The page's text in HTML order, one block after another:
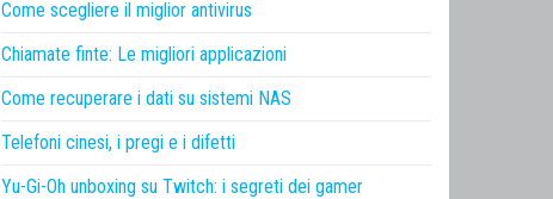
Come scegliere il miglior antivirus
Chiamate finte: Le migliori applicazioni
Come recuperare i dati su sistemi NAS
Telefoni cinesi, i pregi e i difetti
Yu-Gi-Oh unboxing su Twitch: i segreti dei gamer